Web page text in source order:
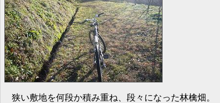
狭い敷地を何段か積み重ね、段々になった林檎畑。